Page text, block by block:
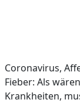
Coronavirus,
Fieber: Als
Krankheiten,